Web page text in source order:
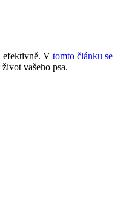
efektivně. V tomto článku se
vašeho psa.